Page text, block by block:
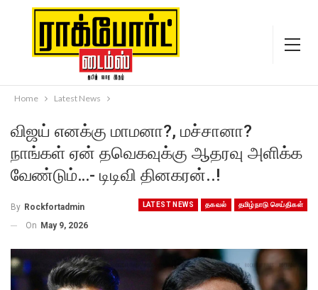
Home Latest News
விஜய் எனக்கு மாமனா?, மச்சானா?
நாங்கள் ஏன் தவெகவுக்கு ஆதரவு அளிக்க
வேண்டும்…- டிடிவி தினகரன்..!
LATEST NEWS தகவல் தமிழ்நாடு செய்திகள்
By Rockfortadmin
On May 9, 2026